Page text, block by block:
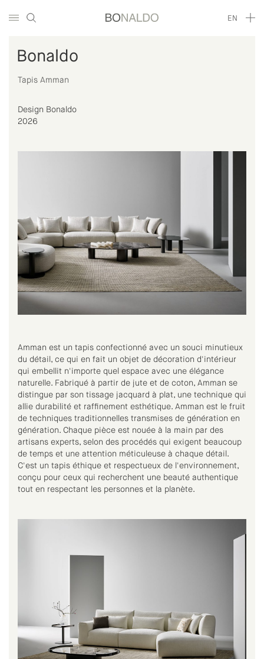
EN
Bonaldo
Tapis Amman
Design Bonaldo
2026
Amman est un tapis confectionné avec un souci minutieux
du détail, ce qui en fait un objet de décoration d'intérieur
qui embellit n'importe quel espace avec une élégance
naturelle. Fabriqué à partir de jute et de coton, Amman se
distingue par son tissage jacquard à plat, une technique qui
allie durabilité et raffinement esthétique. Amman est le fruit
de techniques traditionnelles transmises de génération en
génération. Chaque pièce est nouée à la main par des
artisans experts, selon des procédés qui exigent beaucoup
de temps et une attention méticuleuse à chaque détail.
C'est un tapis éthique et respectueux de l'environnement,
conçu pour ceux qui recherchent une beauté authentique
tout en respectant les personnes et la planète.